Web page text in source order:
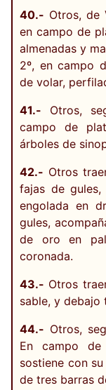
40.- Otros, de
en campo de
almenadas y
2º, en campo
de volar,
41.- Otros,
campo de
árboles de
42.- Otros
fajas de
engolada en
gules,
de oro en
coronada.
43.- Otros
sable, y debajo
44.- Otros,
En campo
sostiene con
de tres barras